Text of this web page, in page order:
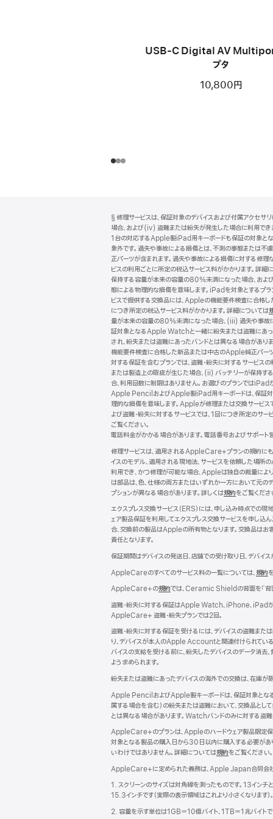
USB-C Digital AV
プタ
10,800円
ッ
タ
ー
注
§ 修理サービスは、保証対象のデバイスおよび付属アクセ
場合、および(iv) 盗難または紛失が発生した場合に利用で
1台の対応するApple製iPad用キーボードも保証の対象と
象外です。過失や事故による損傷とは、不測の事態または
正パーツが含まれます。過失や事故による損傷に対する修理
ビスの利用ごとに所定の税込サービス料がかかります。詳細
保持する容量が本来の容量の80%未満になった場合、およ
態による物理的な損傷を意味します。iPadを対象とする
ビスで提供する交換品には、Appleの機能要件検査に合格し
につき所定の税込サービス料がかかります。詳細については
量が本来の容量の80%未満になった場合、(iii) 過失や事故
証対象となるApple Watchと一緒に紛失または盗難にあっ
され、紛失または盗難にあったバンドとは異なる場合があ
機能要件検査に合格した新品または中古のApple純正パーツ
対する保証を含むプランでは、盗難・紛失に対するサービス
または製造上の瑕疵が生じた場合、(ii) バッテリーが保持
合、利用回数に制限はありません。お選びのプランでは
Apple PencilおよびApple製iPad用キーボードは、保証対
理的な損傷を意味します。Appleが修理または交換サービ
よび盗難・紛失に対するサービスでは、1回につき所定のサ
ご覧ください。
電話料金がかかる場合があります。電話番号およびサポート
修理サービスは、適用されるAppleCare+プランの規約に
イスのモデル、適用される現地法、サービスを依頼した場所
利用でき、かつ修理が可能な場合、Appleは独自の裁量によ
は部品は、色、仕様の両方またはいずれか一方において元の
プションが異なる場合があります。詳しくは規約（新
ウ
イ
ン
ウ
開
き
す）
をご覧くださ
エクスプレス交換サービス（ERS）には、申し込み時点での
ェア製品保証を利用してエクスプレス交換サービスを申し込
合、交換前の製品はAppleの所有物となります。交換品はお
責任となります。
保証期間はデバイスの発送日、店舗での受け取り日、デバイ
AppleCareのすべてのサービス料の一覧については、 規約
ウ
イ
ウ
で
ま
AppleCare+の規約（新
ウ
イ
ン
ド
ウ
き
ま
す）
では、Ceramic Shieldの背面を「背
盗難・紛失に対する保証はApple Watch、iPhone、iPadが
AppleCare+ 盗難・紛失プランでは2回。
盗難・紛失に対する保証を受けるには、デバイスの盗難また
り、デバイスが本人のApple Accountと関連付けられている
バイスの支給を受ける前に、紛失したデバイスのデータ消去
よう求められます。
紛失または盗難にあったデバイスの海外での交換は、在庫が
Apple PencilおよびApple製キーボードは、保証対象とな
属する場合を含む）の紛失または盗難において、交換品と
とは異なる場合があります。Watchバンドのみに対する盗
AppleCare+のプランは、Appleのハードウェア製品限定
対象となる製品の購入日から30日以内に購入する必要があ
いわけではありません。詳細については規約（新
ウ
イ
ン
ウ
をご覧ください。
AppleCare+に定められた義務は、Apple Japan合同会
1. スクリーンのサイズは対角線を測ったものです。13イン
15.3インチです（実際の表示領域はこれより小さくなります）
2. 容量を示す単位は1GB＝10億バイト、1TB＝1兆バイトで